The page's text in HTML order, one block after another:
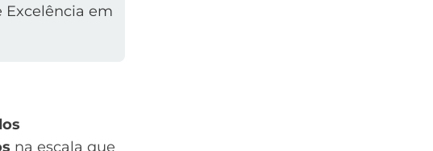
Excelência em
na escala que